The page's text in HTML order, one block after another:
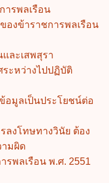
ารพลเรือน
องข้าราชการพลเรือน
ละเสพสุรา
ระหว่างไปปฏิบัติ
อมูลเป็นประโยชน์ต่อ
ลงโทษทางวินัย ต้อง
มผิด
รพลเรือน พ.ศ. 2551